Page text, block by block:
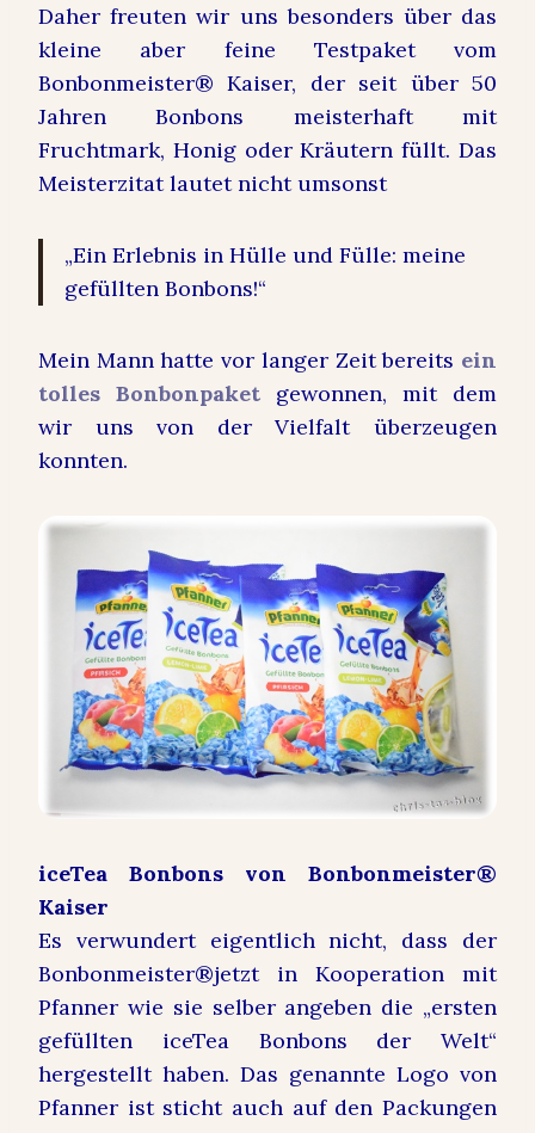
Daher freuten wir uns besonders über das
kleine aber feine Testpaket vom
Bonbonmeister® Kaiser, der seit über 50
Jahren Bonbons meisterhaft mit
Fruchtmark, Honig oder Kräutern füllt. Das
Meisterzitat lautet nicht umsonst
„Ein Erlebnis in Hülle und Fülle: meine
gefüllten Bonbons!“
Mein Mann hatte vor langer Zeit bereits ein
tolles Bonbonpaket gewonnen, mit dem
wir uns von der Vielfalt überzeugen
konnten.
iceTea Bonbons von Bonbonmeister®
Kaiser
Es verwundert eigentlich nicht, dass der
Bonbonmeister®jetzt in Kooperation mit
Pfanner wie sie selber angeben die „ersten
gefüllten iceTea Bonbons der Welt“
hergestellt haben. Das genannte Logo von
Pfanner ist sticht auch auf den Packungen